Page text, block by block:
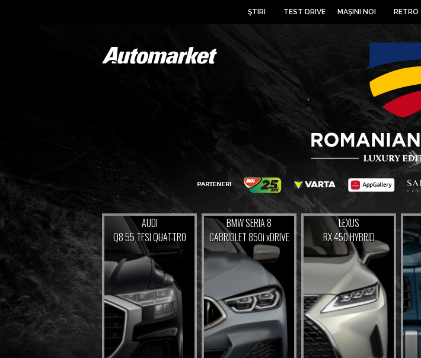
ŞTIRI TEST DRIVE MAŞINI NOI RETRO
AUDI
Q8 55 TFSI QUATTRO
BMW SERIA 8
CABRIOLET 850i xDRIVE
LEXUS
RX 450 HYBRID